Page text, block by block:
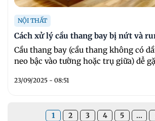
NỘI THẤT
Cách xử lý cầu thang bay bị nứt và
Cầu thang bay (cầu thang không có
neo bậc vào tường hoặc trụ giữa) dễ
23/09/2025 - 08:51
1 2 3 4 5 ...